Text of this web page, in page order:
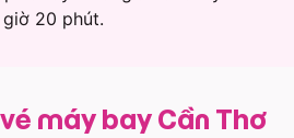
20 phút.
máy bay Cần Thơ